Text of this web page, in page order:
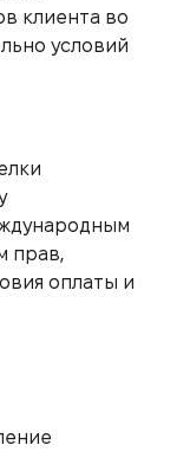
клиента во
условий
прав,
оплаты и